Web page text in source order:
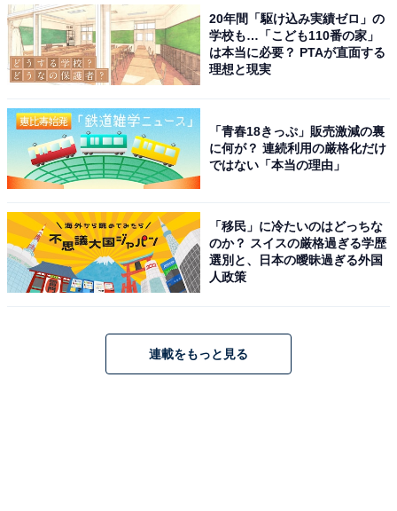
20年間「駆け込み実績ゼロ」の
学校も…「こども110番の家」
は本当に必要？ PTAが直面する
理想と現実
「青春18きっぷ」販売激減の裏
に何が？ 連続利用の厳格化だけ
ではない「本当の理由」
「移民」に冷たいのはどっちな
のか？ スイスの厳格過ぎる学歴
選別と、日本の曖昧過ぎる外国
人政策
連載をもっと見る